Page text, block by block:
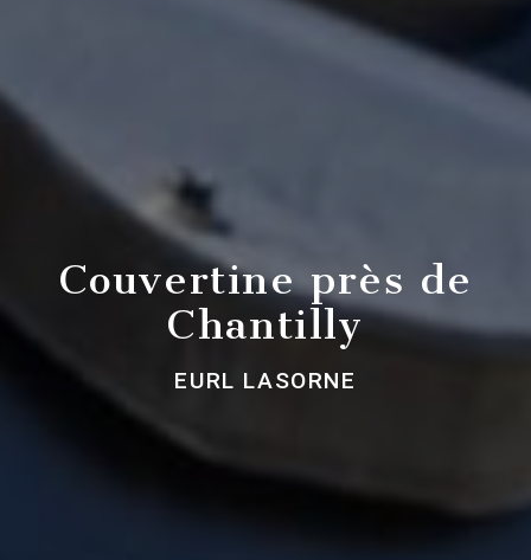
Couvertine près de
Chantilly
EURL LASORNE